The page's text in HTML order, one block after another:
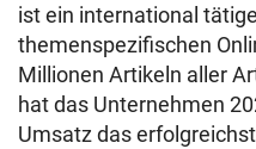
ist ein international
themenspezifischen
Millionen Artikeln aller
hat das Unternehmen
Umsatz das